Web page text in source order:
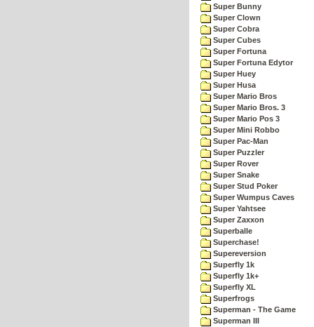
Super Bunny
Super Clown
Super Cobra
Super Cubes
Super Fortuna
Super Fortuna Edytor
Super Huey
Super Husa
Super Mario Bros
Super Mario Bros. 3
Super Mario Pos 3
Super Mini Robbo
Super Pac-Man
Super Puzzler
Super Rover
Super Snake
Super Stud Poker
Super Wumpus Caves
Super Yahtsee
Super Zaxxon
Superballe
Superchase!
Supereversion
Superfly 1k
Superfly 1k+
Superfly XL
Superfrogs
Superman - The Game
Superman III